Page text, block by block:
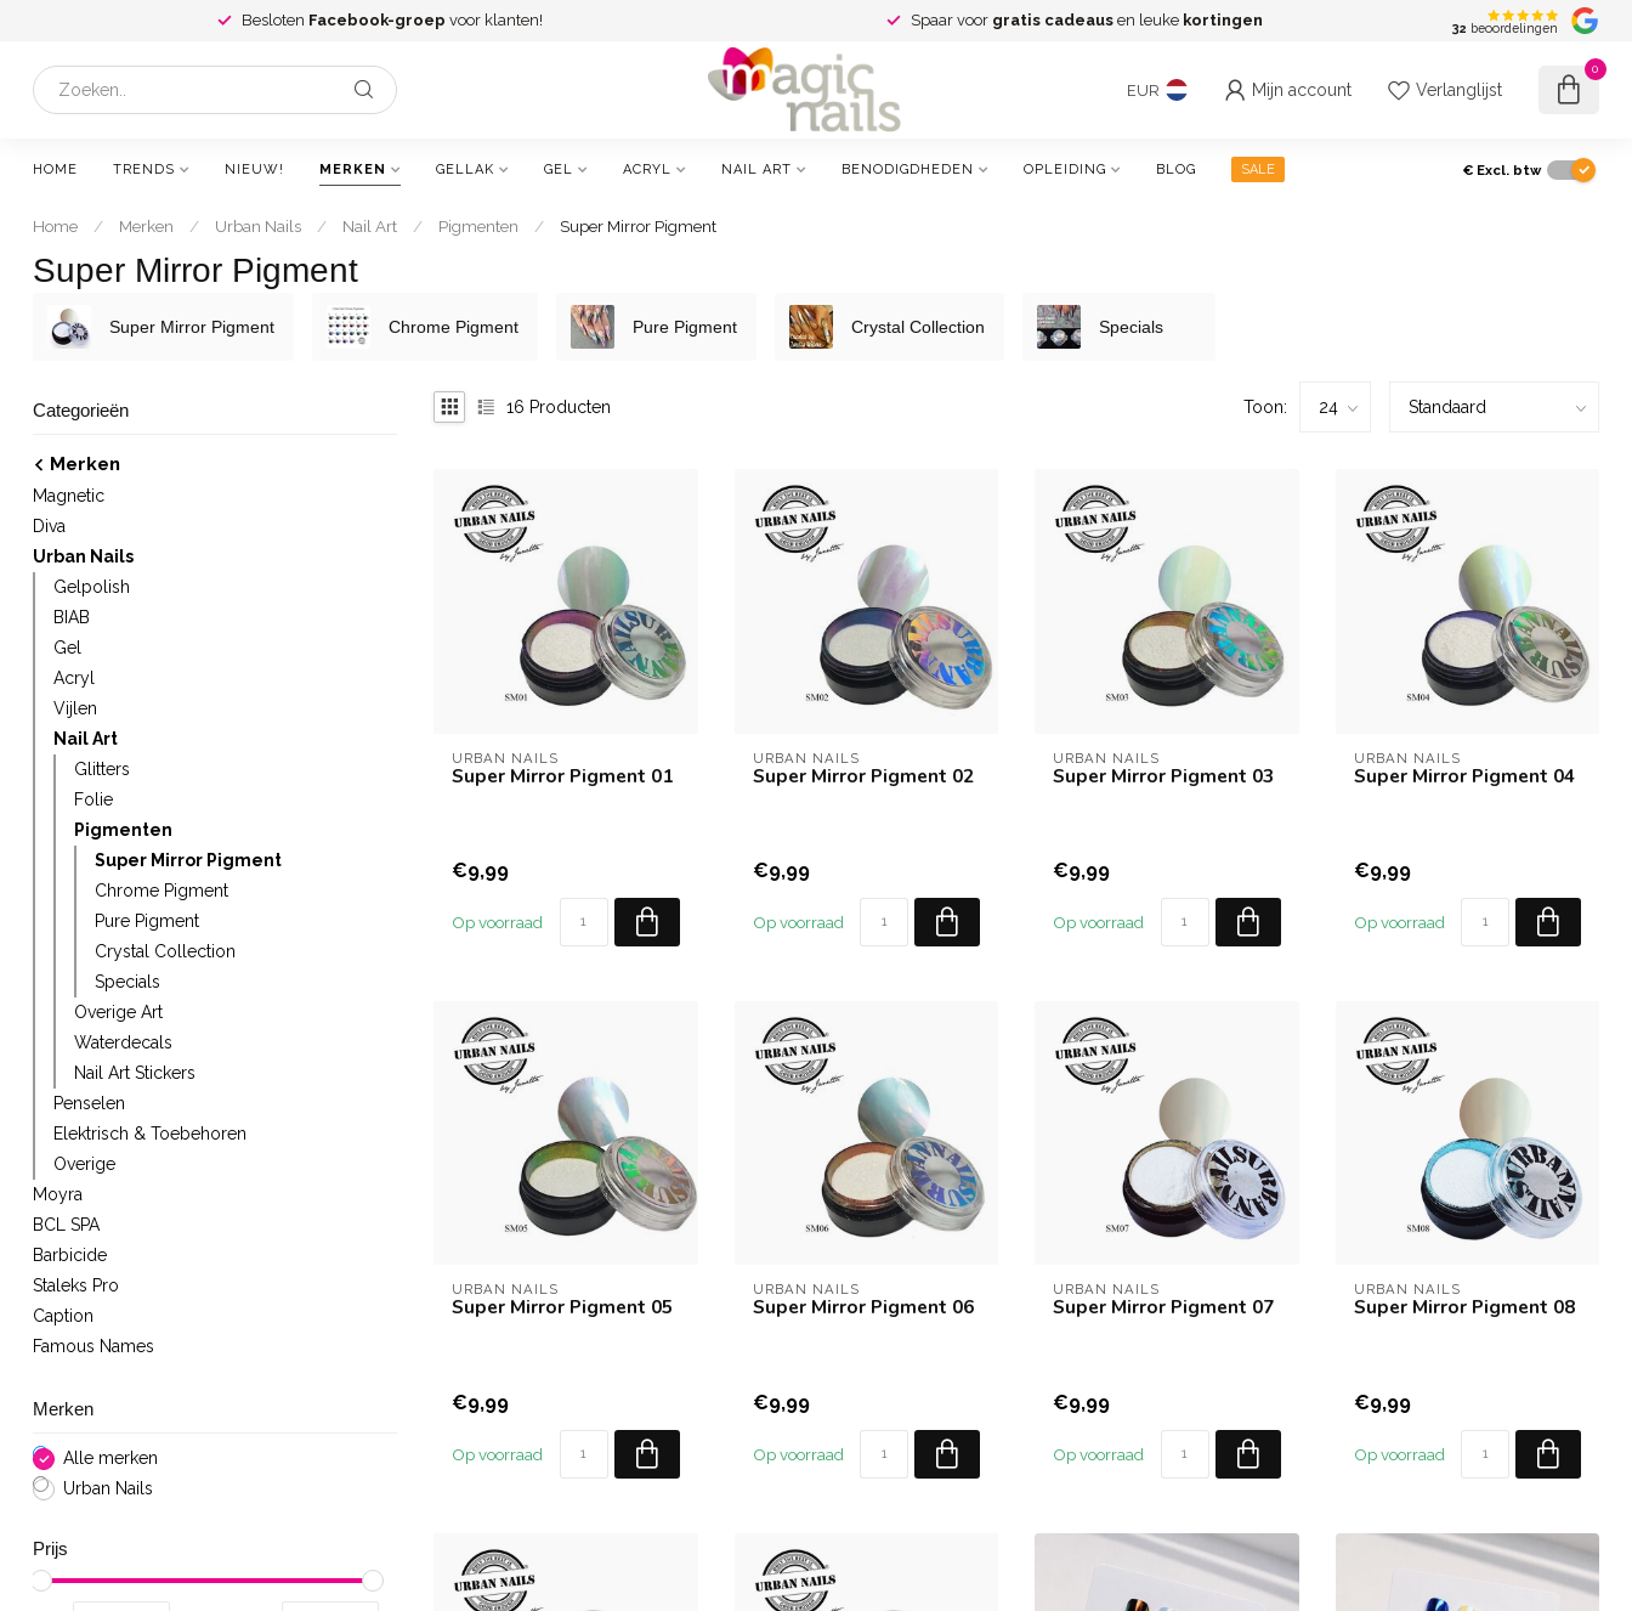
Besloten Facebook-groep voor klanten! Spaar voor gratis cadeaus en leuke kortingen 32 beoordelingen
EUR Mijn account Verlanglijst
0
HOME TRENDS NIEUW! MERKEN GELLAK GEL ACRYL NAIL ART BENODIGDHEDEN OPLEIDING BLOG SALE € Excl. btw
Home / Merken / Urban Nails / Nail Art / Pigmenten / Super Mirror Pigment
Super Mirror Pigment
Super Mirror Pigment Chrome Pigment Pure Pigment Crystal Collection Specials
Categorieën
Merken
Magnetic
Diva
Urban Nails
Gelpolish
BIAB
Gel
Acryl
Vijlen
Nail Art
Glitters
Folie
Pigmenten
Super Mirror Pigment
Chrome Pigment
Pure Pigment
Crystal Collection
Specials
Overige Art
Waterdecals
Nail Art Stickers
Penselen
Elektrisch & Toebehoren
Overige
Moyra
BCL SPA
Barbicide
Staleks Pro
Caption
Famous Names
Merken
Alle merken
Urban Nails
Prijs
16 Producten Toon:
URBAN NAILS
Super Mirror Pigment 01
€9,99
Op voorraad
URBAN NAILS
Super Mirror Pigment 02
€9,99
Op voorraad
URBAN NAILS
Super Mirror Pigment 03
€9,99
Op voorraad
URBAN NAILS
Super Mirror Pigment 04
€9,99
Op voorraad
URBAN NAILS
Super Mirror Pigment 05
€9,99
Op voorraad
URBAN NAILS
Super Mirror Pigment 06
€9,99
Op voorraad
URBAN NAILS
Super Mirror Pigment 07
€9,99
Op voorraad
URBAN NAILS
Super Mirror Pigment 08
€9,99
Op voorraad